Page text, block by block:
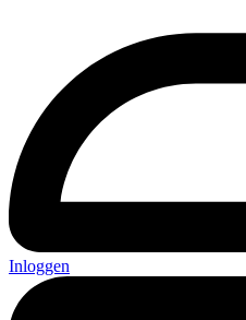
Inloggen